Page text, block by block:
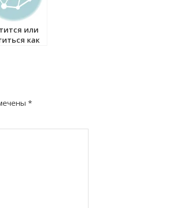
или
как
*